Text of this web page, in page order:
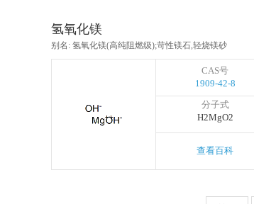
氢氧化镁
别名: 氢氧化镁(高纯阻燃级);苛性镁石,轻烧镁砂
CAS号
1909-42-8
分子式
H2MgO2
查看百科